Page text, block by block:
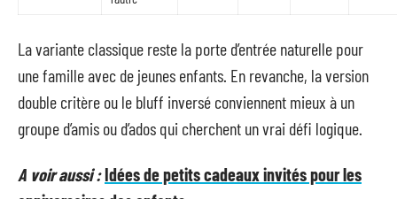
La variante classique reste la porte d’entrée naturelle pour
une famille avec de jeunes enfants. En revanche, la version
double critère ou le bluff inversé conviennent mieux à un
groupe d’amis ou d’ados qui cherchent un vrai défi logique.
A voir aussi :Idées de petits cadeaux invités pour les